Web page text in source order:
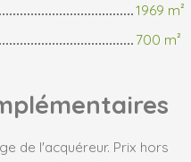
1969 m²
700 m²
de l'acquéreur. Prix hors